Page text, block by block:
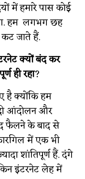
में हमारे पास कोई
हम लगभग छह
जाते हैं.
क्यों बंद कर
ही रहा?
है क्योंकि हम
आंदोलन और
फैलने के बाद से
में एक भी
शांतिपूर्ण हैं. दंगे
इंटरनेट लेह में